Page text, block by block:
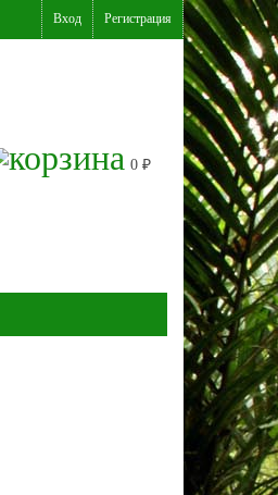
Вход Регистрация
0 ₽